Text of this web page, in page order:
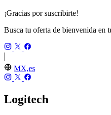
¡Gracias por suscribirte!
Busca tu oferta de bienvenida en
MX,es
Logitech